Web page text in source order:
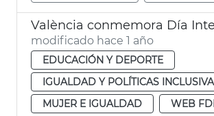
modificado hace 1 año
EDUCACIÓN Y DEPORTE
IGUALDAD Y POLÍTICAS
MUJER E IGUALDAD
WEB